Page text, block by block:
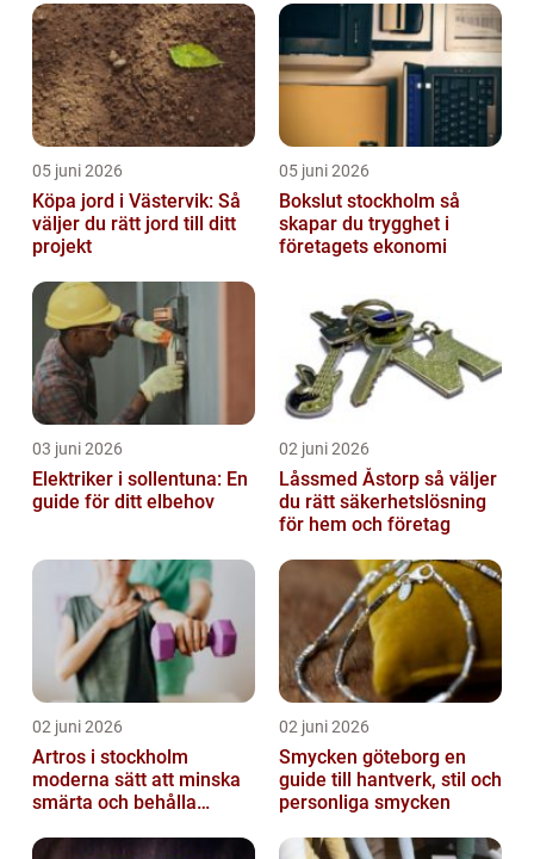
05 juni 2026
Köpa jord i Västervik: Så
väljer du rätt jord till ditt
projekt
05 juni 2026
Bokslut stockholm så
skapar du trygghet i
företagets ekonomi
03 juni 2026
Elektriker i sollentuna: En
guide för ditt elbehov
02 juni 2026
Låssmed Åstorp så väljer
du rätt säkerhetslösning
för hem och företag
02 juni 2026
Artros i stockholm
moderna sätt att minska
smärta och behålla
02 juni 2026
Smycken göteborg en
guide till hantverk, stil och
personliga smycken